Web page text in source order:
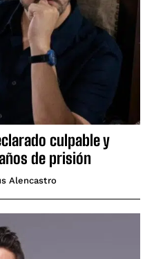
culpable y
de prisión
Alencastro